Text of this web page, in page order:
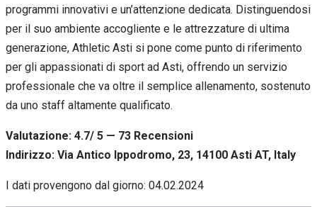
programmi innovativi e un’attenzione dedicata. Distinguendosi
per il suo ambiente accogliente e le attrezzature di ultima
generazione, Athletic Asti si pone come punto di riferimento
per gli appassionati di sport ad Asti, offrendo un servizio
professionale che va oltre il semplice allenamento, sostenuto
da uno staff altamente qualificato.
Valutazione: 4.7/ 5 — 73 Recensioni
Indirizzo: Via Antico Ippodromo, 23, 14100 Asti AT, Italy
I dati provengono dal giorno: 04.02.2024